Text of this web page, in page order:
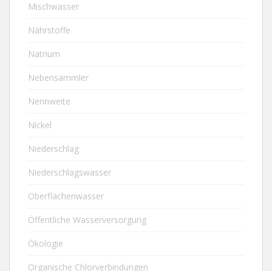
Mischwasser
Nährstoffe
Natrium
Nebensammler
Nennweite
Nickel
Niederschlag
Niederschlagswasser
Oberflächenwasser
Öffentliche Wasserversorgung
Ökologie
Organische Chlorverbindungen